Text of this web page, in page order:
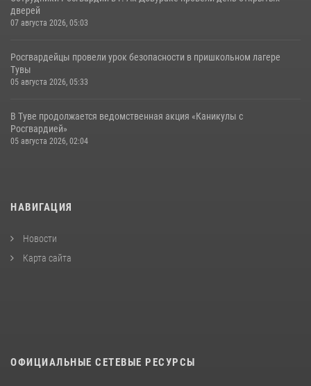
дверей
07 августа 2026, 05:03
Росгвардейцы провели урок безопасности в пришкольном лагере
Тувы
05 августа 2026, 05:33
В Туве продолжается ведомственная акция «Каникулы с
Росгвардией»
05 августа 2026, 02:04
НАВИГАЦИЯ
Новости
Карта сайта
ОФИЦИАЛЬНЫЕ СЕТЕВЫЕ РЕСУРСЫ